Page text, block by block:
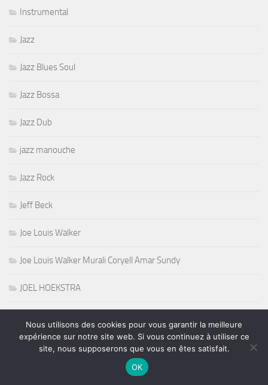
Instrumental
Jazz
Jazz Blues Soul
Jazz Bossa
Jazz Dub
jazz manouche
Jazz Rock
Jeff Beck
Joe Louis Walker
Joe Louis Walker Murali Coryell Amar Sundy
JOEL HOEKSTRA
Johnnie Bassett
Nous utilisons des cookies pour vous garantir la meilleure
expérience sur notre site web. Si vous continuez à utiliser ce
site, nous supposerons que vous en êtes satisfait.
OK